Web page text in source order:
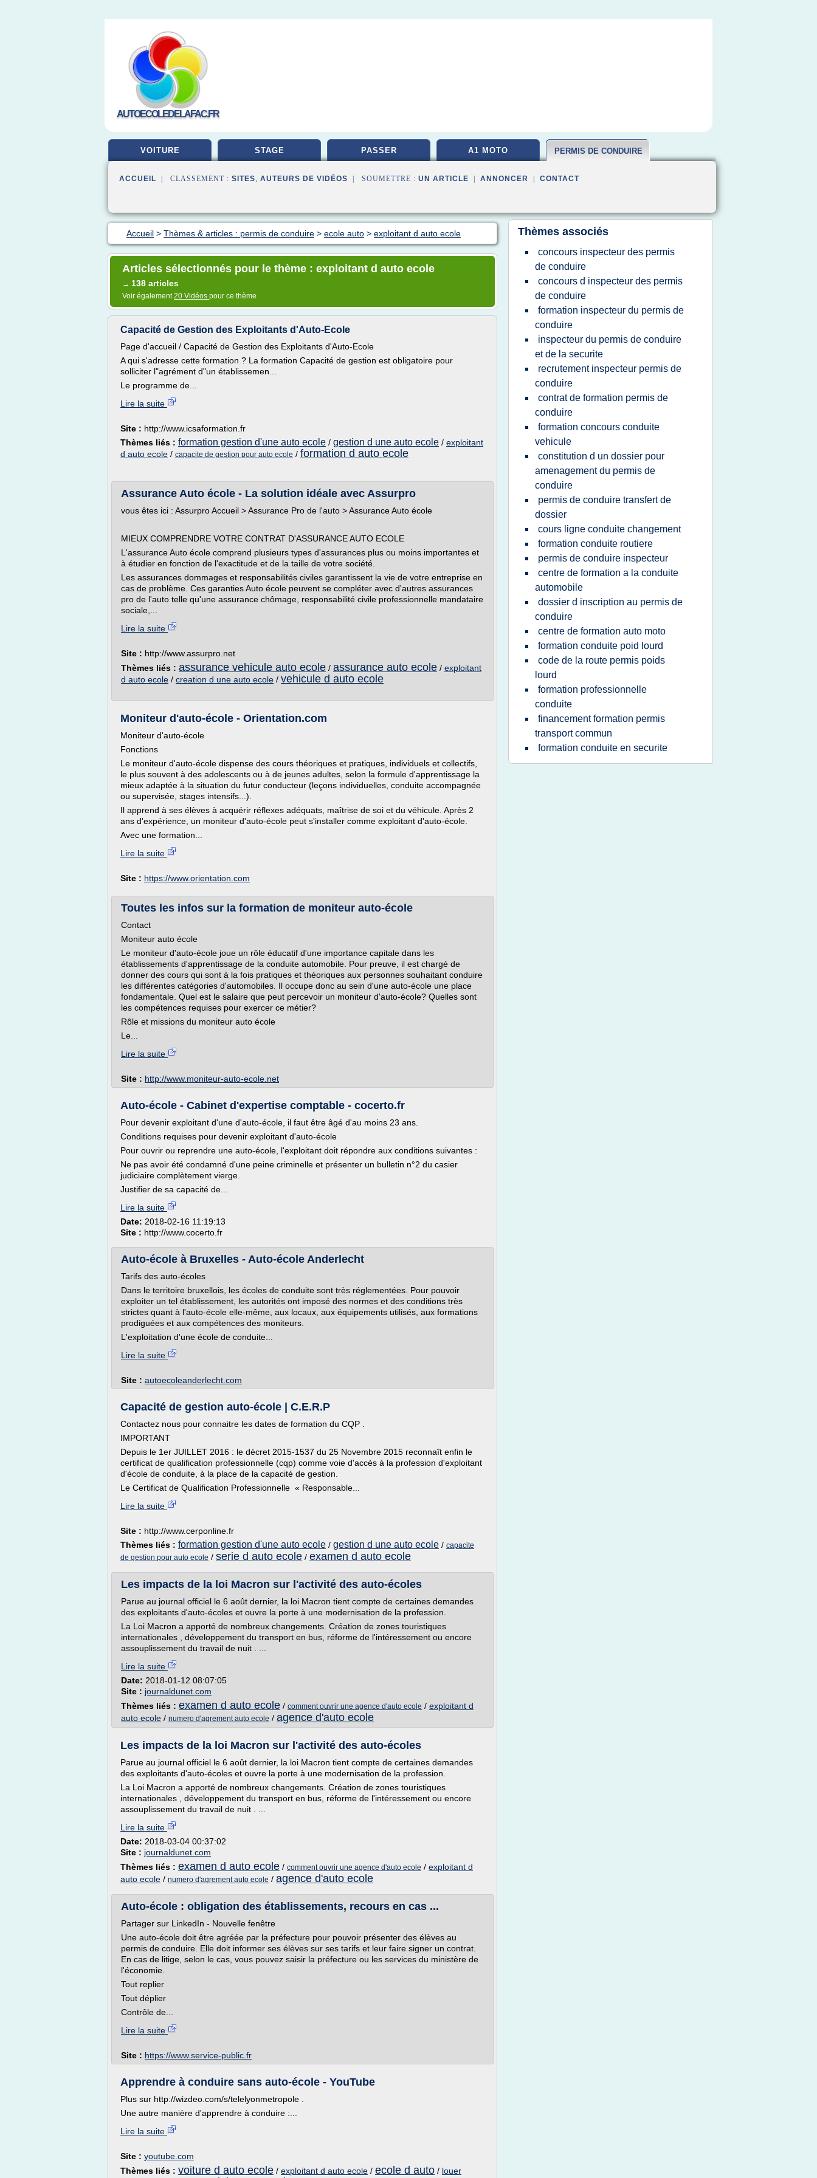
AUTOECOLEDELAFAC.FR
VOITURE STAGE PASSER A1 MOTO PERMIS DE CONDUIRE
ACCUEIL | CLASSEMENT : SITES, AUTEURS DE VIDÉOS | SOUMETTRE : UN ARTICLE ANNONCER CONTACT
Accueil > Thèmes & articles : permis de conduire > ecole auto > exploitant d auto ecole
Articles sélectionnés pour le thème : exploitant d auto ecole
→ 138 articles
Voir également20 Vidéos pour ce thème
Capacité de Gestion des Exploitants d'Auto-Ecole
Page d'accueil / Capacité de Gestion des Exploitants d'Auto-Ecole
A qui s'adresse cette formation ? La formation Capacité de gestion est obligatoire pour
solliciter l"agrément d"un établissemen...
Le programme de...
Lire la suite
Site : http://www.icsaformation.fr
Thèmes liés : formation gestion d'une auto ecole / gestion d une auto ecole / exploitant
d auto ecole / capacite de gestion pour auto ecole / formation d auto ecole
Assurance Auto école - La solution idéale avec Assurpro
vous êtes ici : Assurpro Accueil > Assurance Pro de l'auto > Assurance Auto école
MIEUX COMPRENDRE VOTRE CONTRAT D'ASSURANCE AUTO ECOLE
L'assurance Auto école comprend plusieurs types d'assurances plus ou moins importantes et
à étudier en fonction de l'exactitude et de la taille de votre société.
Les assurances dommages et responsabilités civiles garantissent la vie de votre entreprise en
cas de problème. Ces garanties Auto école peuvent se compléter avec d'autres assurances
pro de l'auto telle qu'une assurance chômage, responsabilité civile professionnelle mandataire
sociale,...
Lire la suite
Site : http://www.assurpro.net
Thèmes liés : assurance vehicule auto ecole / assurance auto ecole / exploitant
d auto ecole / creation d une auto ecole / vehicule d auto ecole
Moniteur d'auto-école - Orientation.com
Moniteur d'auto-école
Fonctions
Le moniteur d'auto-école dispense des cours théoriques et pratiques, individuels et collectifs,
le plus souvent à des adolescents ou à de jeunes adultes, selon la formule d'apprentissage la
mieux adaptée à la situation du futur conducteur (leçons individuelles, conduite accompagnée
ou supervisée, stages intensifs...).
Il apprend à ses élèves à acquérir réflexes adéquats, maîtrise de soi et du véhicule. Après 2
ans d'expérience, un moniteur d'auto-école peut s'installer comme exploitant d'auto-école.
Avec une formation...
Lire la suite
Site : https://www.orientation.com
Toutes les infos sur la formation de moniteur auto-école
Contact
Moniteur auto école
Le moniteur d'auto-école joue un rôle éducatif d'une importance capitale dans les
établissements d'apprentissage de la conduite automobile. Pour preuve, il est chargé de
donner des cours qui sont à la fois pratiques et théoriques aux personnes souhaitant conduire
les différentes catégories d'automobiles. Il occupe donc au sein d'une auto-école une place
fondamentale. Quel est le salaire que peut percevoir un moniteur d'auto-école? Quelles sont
les compétences requises pour exercer ce métier?
Rôle et missions du moniteur auto école
Le...
Lire la suite
Site : http://www.moniteur-auto-ecole.net
Auto-école - Cabinet d'expertise comptable - cocerto.fr
Pour devenir exploitant d'une d'auto-école, il faut être âgé d'au moins 23 ans.
Conditions requises pour devenir exploitant d'auto-école
Pour ouvrir ou reprendre une auto-école, l'exploitant doit répondre aux conditions suivantes :
Ne pas avoir été condamné d'une peine criminelle et présenter un bulletin n°2 du casier
judiciaire complètement vierge.
Justifier de sa capacité de...
Lire la suite
Date: 2018-02-16 11:19:13
Site : http://www.cocerto.fr
Auto-école à Bruxelles - Auto-école Anderlecht
Tarifs des auto-écoles
Dans le territoire bruxellois, les écoles de conduite sont très réglementées. Pour pouvoir
exploiter un tel établissement, les autorités ont imposé des normes et des conditions très
strictes quant à l'auto-école elle-même, aux locaux, aux équipements utilisés, aux formations
prodiguées et aux compétences des moniteurs.
L'exploitation d'une école de conduite...
Lire la suite
Site : autoecoleanderlecht.com
Capacité de gestion auto-école | C.E.R.P
Contactez nous pour connaitre les dates de formation du CQP .
IMPORTANT
Depuis le 1er JUILLET 2016 : le décret 2015-1537 du 25 Novembre 2015 reconnaît enfin le
certificat de qualification professionnelle (cqp) comme voie d'accès à la profession d'exploitant
d'école de conduite, à la place de la capacité de gestion.
Le Certificat de Qualification Professionnelle « Responsable...
Lire la suite
Site : http://www.cerponline.fr
Thèmes liés : formation gestion d'une auto ecole / gestion d une auto ecole / capacite
de gestion pour auto ecole / serie d auto ecole / examen d auto ecole
Les impacts de la loi Macron sur l'activité des auto-écoles
Parue au journal officiel le 6 août dernier, la loi Macron tient compte de certaines demandes
des exploitants d'auto-écoles et ouvre la porte à une modernisation de la profession.
La Loi Macron a apporté de nombreux changements. Création de zones touristiques
internationales , développement du transport en bus, réforme de l'intéressement ou encore
assouplissement du travail de nuit . ...
Lire la suite
Date: 2018-01-12 08:07:05
Site : journaldunet.com
Thèmes liés : examen d auto ecole / comment ouvrir une agence d'auto ecole / exploitant d
auto ecole / numero d'agrement auto ecole / agence d'auto ecole
Les impacts de la loi Macron sur l'activité des auto-écoles
Parue au journal officiel le 6 août dernier, la loi Macron tient compte de certaines demandes
des exploitants d'auto-écoles et ouvre la porte à une modernisation de la profession.
La Loi Macron a apporté de nombreux changements. Création de zones touristiques
internationales , développement du transport en bus, réforme de l'intéressement ou encore
assouplissement du travail de nuit . ...
Lire la suite
Date: 2018-03-04 00:37:02
Site : journaldunet.com
Thèmes liés : examen d auto ecole / comment ouvrir une agence d'auto ecole / exploitant d
auto ecole / numero d'agrement auto ecole / agence d'auto ecole
Auto-école : obligation des établissements, recours en cas ...
Partager sur LinkedIn - Nouvelle fenêtre
Une auto-école doit être agréée par la préfecture pour pouvoir présenter des élèves au
permis de conduire. Elle doit informer ses élèves sur ses tarifs et leur faire signer un contrat.
En cas de litige, selon le cas, vous pouvez saisir la préfecture ou les services du ministère de
l'économie.
Tout replier
Tout déplier
Contrôle de...
Lire la suite
Site : https://www.service-public.fr
Apprendre à conduire sans auto-école - YouTube
Plus sur http://wizdeo.com/s/telelyonmetropole .
Une autre manière d'apprendre à conduire :...
Lire la suite
Site : youtube.com
Thèmes liés : voiture d auto ecole / exploitant d auto ecole / ecole d auto / louer
Thèmes associés
concours inspecteur des permis
de conduire
concours d inspecteur des permis
de conduire
formation inspecteur du permis de
conduire
inspecteur du permis de conduire
et de la securite
recrutement inspecteur permis de
conduire
contrat de formation permis de
conduire
formation concours conduite
vehicule
constitution d un dossier pour
amenagement du permis de
conduire
permis de conduire transfert de
dossier
cours ligne conduite changement
formation conduite routiere
permis de conduire inspecteur
centre de formation a la conduite
automobile
dossier d inscription au permis de
conduire
centre de formation auto moto
formation conduite poid lourd
code de la route permis poids
lourd
formation professionnelle
conduite
financement formation permis
transport commun
formation conduite en securite